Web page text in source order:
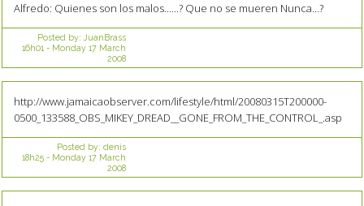
Alfredo: Quienes son los malos......? Que no se mueren Nunca...?
Posted by: JuanBrass
16h01 - Monday 17 March
2008
http://www.jamaicaobserver.com/lifestyle/html/20080315T200000-
0500_133588_OBS_MIKEY_DREAD__GONE_FROM_THE_CONTROL_.asp
Posted by: denis
18h25- Monday 17 March
2008